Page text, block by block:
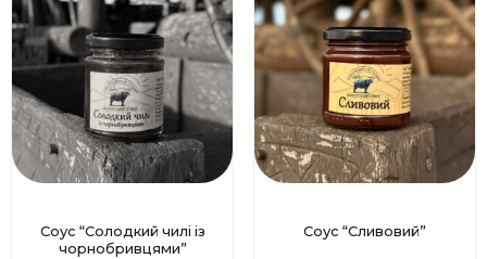
Соус “Солодкий чилі із
чорнобривцями”
Соус “Сливовий”